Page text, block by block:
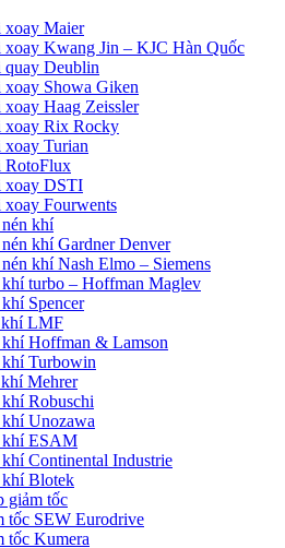
xoay Maier
Kwang Jin – KJC Hàn Quốc
Deublin
Showa Giken
Haag Zeissler
xoay Rix Rocky
Turian
RotoFlux
xoay DSTI
Fourwents
khí
khí Gardner Denver
khí Nash Elmo – Siemens
turbo – Hoffman Maglev
Spencer
LMF
Hoffman & Lamson
Turbowin
Mehrer
Robuschi
Unozawa
ESAM
Continental Industrie
Blotek
giảm tốc
tốc SEW Eurodrive
tốc Kumera